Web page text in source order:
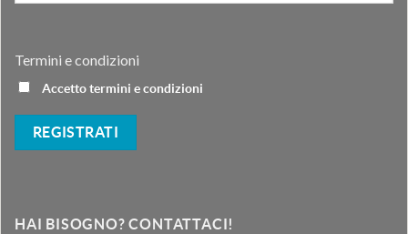
Termini e condizioni
Accetto termini e condizioni
HAI BISOGNO? CONTATTACI!